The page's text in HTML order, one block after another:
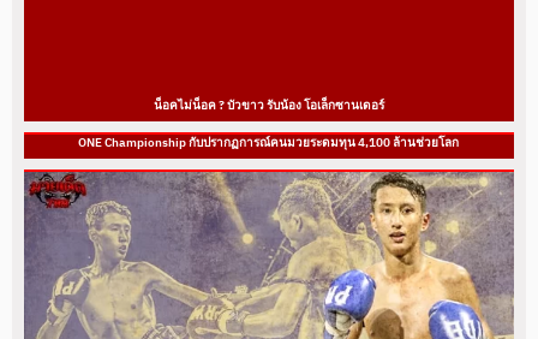
น็อคไม่น็อค ? บัวขาว รับน้อง โอเล็กซานเดอร์
ONE Championship กับปรากฏการณ์คนมวยระดมทุน 4,100 ล้านช่วยโลก